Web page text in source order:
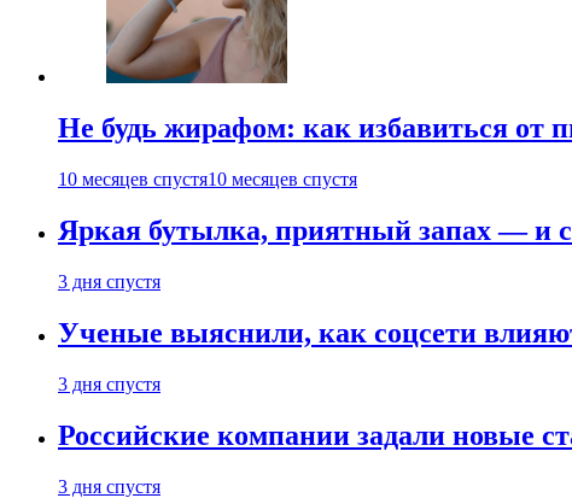
Не будь жирафом: как избавиться от
10 месяцев спустя10 месяцев спустя
Яркая бутылка, приятный запах — и
3 дня спустя
Ученые выяснили, как соцсети
3 дня спустя
Российские компании задали новые
3 дня спустя